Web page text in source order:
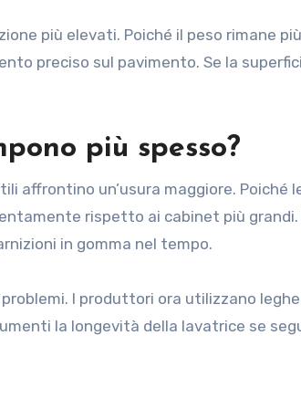
più elevati. Poiché il peso rimane
preciso sul pavimento. Se la
più spesso?
affrontino un’usura maggiore. Poiché
rispetto ai cabinet più grandi.
in gomma nel tempo.
I produttori ora utilizzano
la longevità della lavatrice se